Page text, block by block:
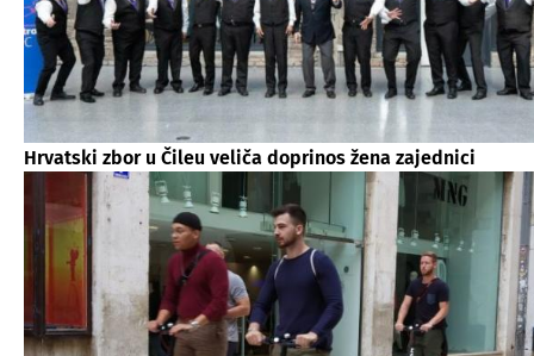
Hrvatski zbor u Čileu veliča doprinos žena zajednici